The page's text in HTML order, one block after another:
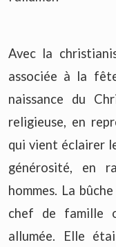
Avec la
associée à la
naissance du
religieuse, en
qui vient éclairer
générosité, en
hommes. La
chef de famille
allumée. Elle